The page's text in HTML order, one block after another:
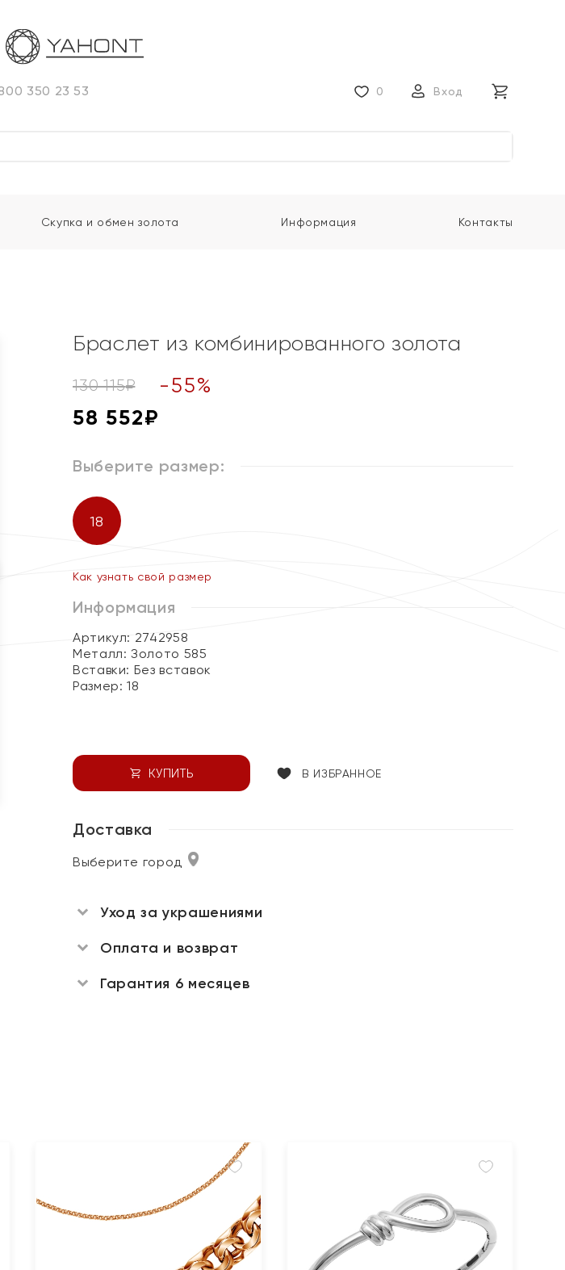
350 23 53 0 Вход
Скупка и обмен золота Информация Контакты
Браслет из комбинированного золота
130 115₽ -55%
58 552₽
Выберите размер:
18
Как узнать свой размер
Информация
Артикул: 2742958
Металл:Золото 585
Вставки: Без вставок
Размер:18
КУПИТЬ В ИЗБРАННОЕ
Доставка
Выберите город
Уход за украшениями
Оплата и возврат
Гарантия 6 месяцев